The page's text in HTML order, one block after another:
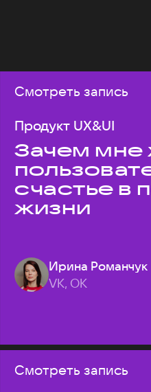
Смотреть запись
Продукт UX&UI
Зачем мне
счастье в
жизни
Ирина Романчук
VK, ОК
Смотреть запись